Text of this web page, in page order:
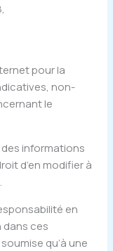
pour la
non-
le
des informations
d’en modifier à
en
dans ces
qu’à une